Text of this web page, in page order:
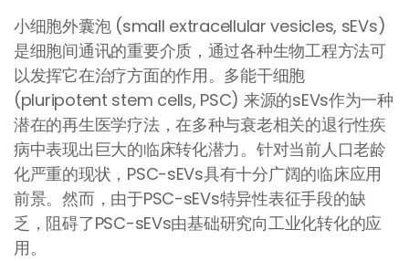
小细胞外囊泡 (small extracellular vesicles, sEVs)
是细胞间通讯的重要介质，通过各种生物工程方法可
以发挥它在治疗方面的作用。多能干细胞
(pluripotent stem cells, PSC) 来源的sEVs作为一种
潜在的再生医学疗法，在多种与衰老相关的退行性疾
病中表现出巨大的临床转化潜力。针对当前人口老龄
化严重的现状，PSC-sEVs具有十分广阔的临床应用
前景。然而，由于PSC-sEVs特异性表征手段的缺
乏，阻碍了PSC-sEVs由基础研究向工业化转化的应
用。